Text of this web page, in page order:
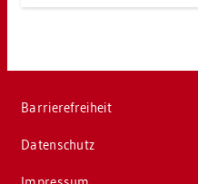
Bar­rie­re­frei­heit
Da­ten­schutz